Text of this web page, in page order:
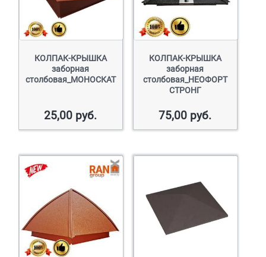
КОЛПАК-КРЫШКА
заборная
столбовая_МОНОСКАТ
25,00 руб.
КОЛПАК-КРЫШКА
заборная
столбовая_НЕОФОРТ
СТРОНГ
75,00 руб.